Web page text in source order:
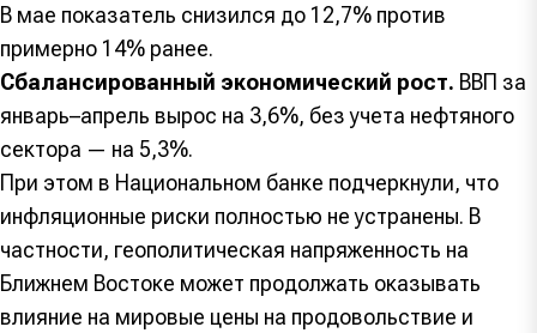
В мае показатель снизился до 12,7% против
примерно 14% ранее.
Сбалансированный экономический рост. ВВП за
январь–апрель вырос на 3,6%, без учета нефтяного
сектора — на 5,3%.
При этом в Национальном банке подчеркнули, что
инфляционные риски полностью не устранены. В
частности, геополитическая напряженность на
Ближнем Востоке может продолжать оказывать
влияние на мировые цены на продовольствие и